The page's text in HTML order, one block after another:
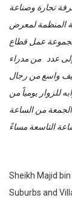
تجارة وصناعة
المنظمة لمعرض
عمل قطاع
إلى عدد من مدراء
واسع من رجال
للزوار يومياً من
من الساعة
Sheikh Majid
Suburbs and